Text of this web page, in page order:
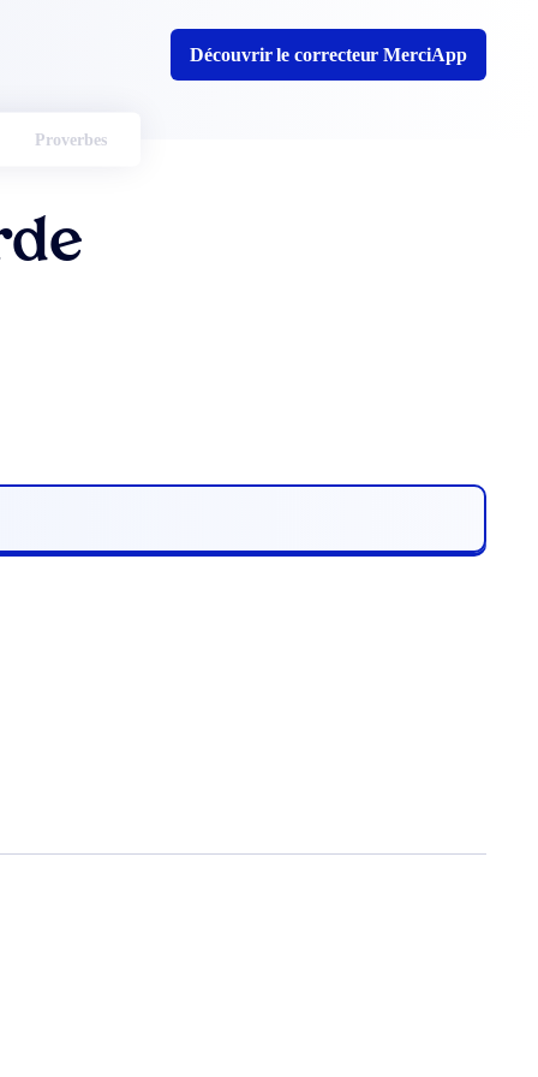
Découvrir le correcteur MerciApp
Proverbes